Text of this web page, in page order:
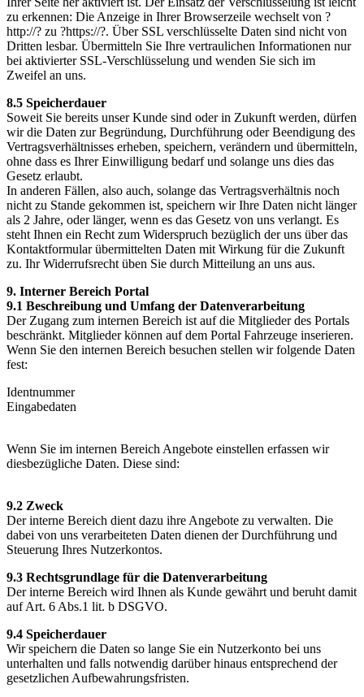
zu erkennen: Die Anzeige in Ihrer Browserzeile wechselt von ?
http://? zu ?https://?. Über SSL verschlüsselte Daten sind nicht von
Dritten lesbar. Übermitteln Sie Ihre vertraulichen Informationen nur
bei aktivierter SSL-Verschlüsselung und wenden Sie sich im
Zweifel an uns.
8.5 Speicherdauer
Soweit Sie bereits unser Kunde sind oder in Zukunft werden, dürfen
wir die Daten zur Begründung, Durchführung oder Beendigung des
Vertragsverhältnisses erheben, speichern, verändern und übermitteln,
ohne dass es Ihrer Einwilligung bedarf und solange uns dies das
Gesetz erlaubt.
In anderen Fällen, also auch, solange das Vertragsverhältnis noch
nicht zu Stande gekommen ist, speichern wir Ihre Daten nicht länger
als 2 Jahre, oder länger, wenn es das Gesetz von uns verlangt. Es
steht Ihnen ein Recht zum Widerspruch bezüglich der uns über das
Kontaktformular übermittelten Daten mit Wirkung für die Zukunft
zu. Ihr Widerrufsrecht üben Sie durch Mitteilung an uns aus.
9. Interner Bereich Portal
9.1 Beschreibung und Umfang der Datenverarbeitung
Der Zugang zum internen Bereich ist auf die Mitglieder des Portals
beschränkt. Mitglieder können auf dem Portal Fahrzeuge inserieren.
Wenn Sie den internen Bereich besuchen stellen wir folgende Daten
fest:
Identnummer
Eingabedaten
Wenn Sie im internen Bereich Angebote einstellen erfassen wir
diesbezügliche Daten. Diese sind:
9.2 Zweck
Der interne Bereich dient dazu ihre Angebote zu verwalten. Die
dabei von uns verarbeiteten Daten dienen der Durchführung und
Steuerung Ihres Nutzerkontos.
9.3 Rechtsgrundlage für die Datenverarbeitung
Der interne Bereich wird Ihnen als Kunde gewährt und beruht damit
auf Art. 6 Abs.1 lit. b DSGVO.
9.4 Speicherdauer
Wir speichern die Daten so lange Sie ein Nutzerkonto bei uns
unterhalten und falls notwendig darüber hinaus entsprechend der
gesetzlichen Aufbewahrungsfristen.